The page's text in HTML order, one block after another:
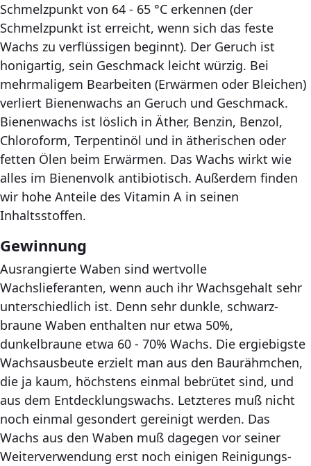
Schmelzpunkt von 64 - 65 °C erkennen (der
Schmelzpunkt ist erreicht, wenn sich das feste
Wachs zu verflüssigen beginnt). Der Geruch ist
honigartig, sein Geschmack leicht würzig. Bei
mehrmaligem Bearbeiten (Erwärmen oder Bleichen)
verliert Bienenwachs an Geruch und Geschmack.
Bienenwachs ist löslich in Äther, Benzin, Benzol,
Chloroform, Terpentinöl und in ätherischen oder
fetten Ölen beim Erwärmen. Das Wachs wirkt wie
alles im Bienenvolk antibiotisch. Außerdem finden
wir hohe Anteile des Vitamin A in seinen
Inhaltsstoffen.
Gewinnung
Ausrangierte Waben sind wertvolle
Wachslieferanten, wenn auch ihr Wachsgehalt sehr
unterschiedlich ist. Denn sehr dunkle, schwarz-
braune Waben enthalten nur etwa 50%,
dunkelbraune etwa 60 - 70% Wachs. Die ergiebigste
Wachsausbeute erzielt man aus den Baurähmchen,
die ja kaum, höchstens einmal bebrütet sind, und
aus dem Entdecklungswachs. Letzteres muß nicht
noch einmal gesondert gereinigt werden. Das
Wachs aus den Waben muß dagegen vor seiner
Weiterverwendung erst noch einigen Reinigungs-